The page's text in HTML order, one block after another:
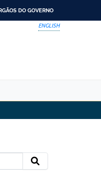
DO GOVERNO
ENGLISH